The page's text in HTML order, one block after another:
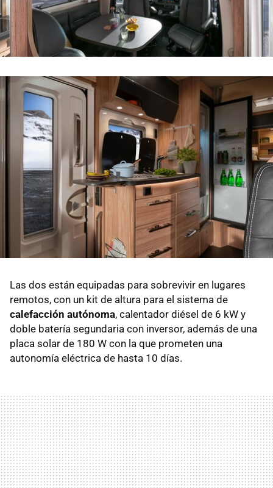
Las dos están equipadas para sobrevivir en lugares
remotos, con un kit de altura para el sistema de
calefacción autónoma, calentador diésel de 6 kW y
doble batería segundaria con inversor, además de una
placa solar de 180 W con la que prometen una
autonomía eléctrica de hasta 10 días.